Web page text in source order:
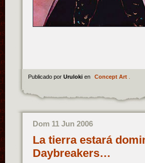
Publicado por Uruloki en Concept Art.
Dom 11 Jun 2006
La tierra estará
Daybreakers…